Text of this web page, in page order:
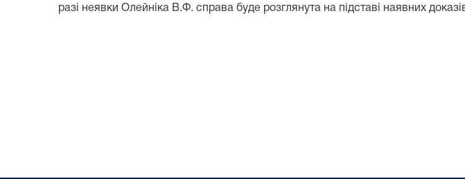
разі неявки Олейніка В.Ф. справа буде розглянута на підставі наявних